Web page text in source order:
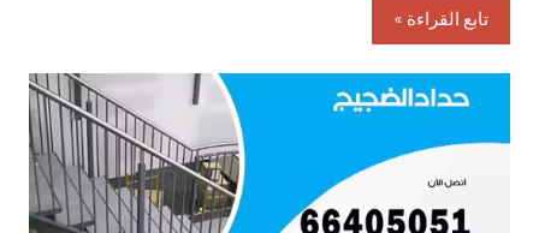
تابع القراءة